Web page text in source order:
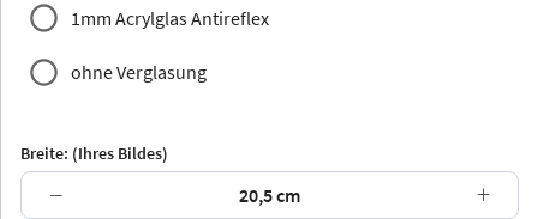
Jersey Dauphine
1mm Acrylglas Antireflex
ohne Verglasung
Breite: (Ihres Bildes)
− +